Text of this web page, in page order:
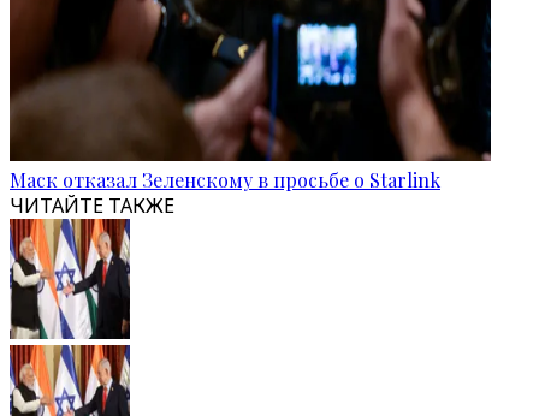
Маск отказал Зеленскому в просьбе о Starlink
ЧИТАЙТЕ ТАКЖЕ